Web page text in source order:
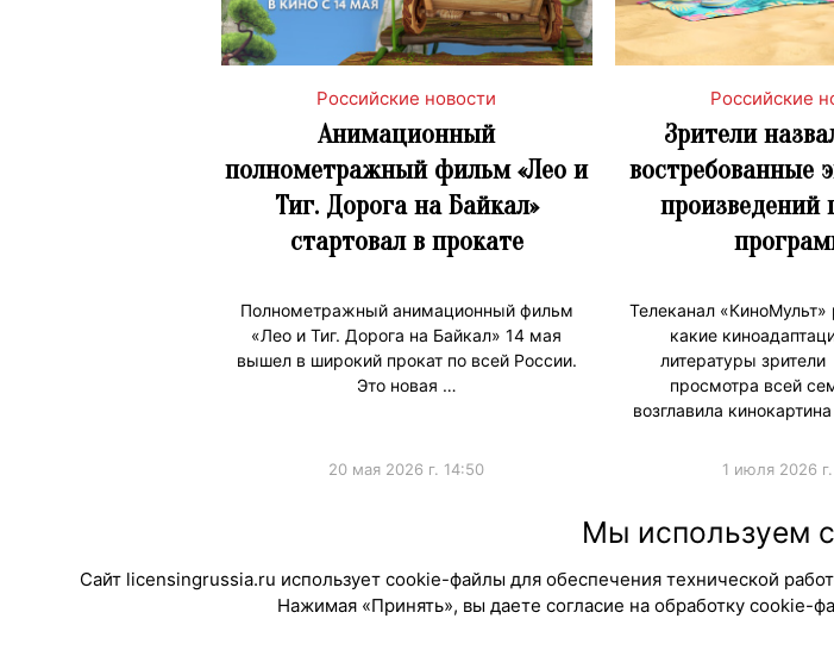
Российские новости
Анимационный
полнометражный фильм «Лео и
Тиг. Дорога на Байкал»
стартовал в прокате
Полнометражный анимационный фильм
«Лео и Тиг. Дорога на Байкал» 14 мая
вышел в широкий прокат по всей России.
Это новая …
20 мая 2026 г. 14:50
Российские
Зрители
востребованные
произведений
Телеканал
какие
литературы
просмотра всей
возглавила
1 июля 2026
Мы используем
Сайт licensingrussia.ru использует cookie-файлы для обеспечения технической
Нажимая «Принять», вы даете согласие на обработку cookie-